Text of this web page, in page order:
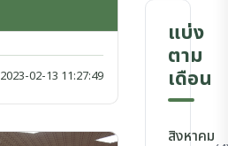
2023-02-13 11:27:49
แบ่ง
ตาม
เดือน
สิงหาคม